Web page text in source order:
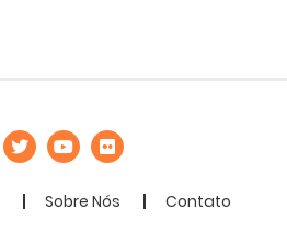
Sobre Nós Contato